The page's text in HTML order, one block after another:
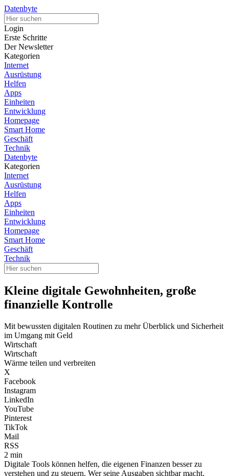
Datenbyte
Login
Erste Schritte
Der Newsletter
Kategorien
Internet
Ausrüstung
Helfen
Apps
Einheiten
Entwicklung
Homepage
Smart Home
Geschäft
Technik
Datenbyte
Kategorien
Internet
Ausrüstung
Helfen
Apps
Einheiten
Entwicklung
Homepage
Smart Home
Geschäft
Technik
Kleine digitale Gewohnheiten, große
finanzielle Kontrolle
Mit bewussten digitalen Routinen zu mehr Überblick und Sicherheit
im Umgang mit Geld
Wirtschaft
Wirtschaft
Wärme teilen und verbreiten
X
Facebook
Instagram
LinkedIn
YouTube
Pinterest
TikTok
Mail
RSS
2 min
Digitale Tools können helfen, die eigenen Finanzen besser zu
verstehen und zu steuern. Wer seine Ausgaben sichtbar macht,